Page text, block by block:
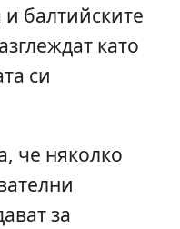
балтийските
като
си
че няколко
за